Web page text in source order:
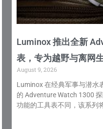
Luminox 推出全新
表，专为越野与离网
August 9, 2026
Luminox 在经典军事与潜水
的 Adventure Watch 1300
功能的工具表不同，该系列